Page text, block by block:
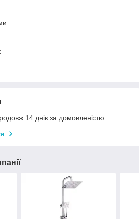
14 днів за домовленістю